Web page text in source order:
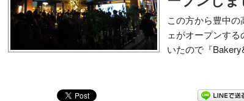
この方から豊中
ェがオープンす
いたので『